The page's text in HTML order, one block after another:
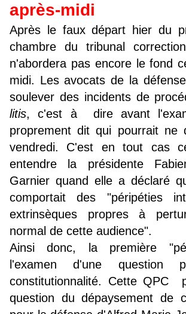
après-midi
Après le faux départ hier du
chambre du tribunal
n'abordera pas encore le fond
midi. Les avocats de la
soulever des incidents de
litis, c'est à dire avant
proprement dit qui pourrait ne
vendredi. C'est en tout cas
entendre la présidente
Garnier quand elle a déclaré
comportait des "péripéties
extrinsèques propres à
normal de cette audience".
Ainsi donc, la première
l'examen d'une question
constitutionnalité. Cette QPC
question du dépaysement de